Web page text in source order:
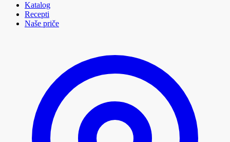
Katalog
Recepti
Naše priče